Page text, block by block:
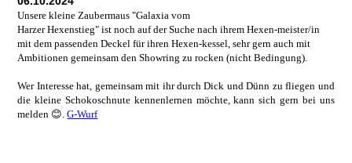
Unsere kleine Zaubermaus "Galaxia vom
Harzer Hexenstieg" ist noch auf der Suche nach ihrem Hexen-meister/in
mit dem passenden Deckel für ihren Hexen-kessel, sehr gern auch mit
Ambitionen gemeinsam den Showring zu rocken (nicht Bedingung).
Wer Interesse hat, gemeinsam mit ihr durch Dick und Dünn zu fliegen und
die kleine Schokoschnute kennenlernen möchte, kann sich gern bei uns
melden 😊.G-Wurf